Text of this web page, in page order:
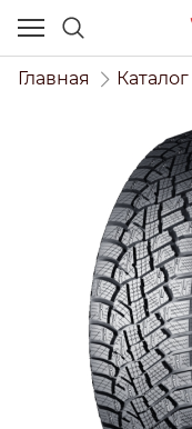
Главная Каталог